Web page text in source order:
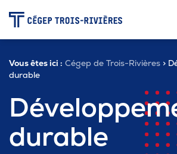
Programmes
Admission
Vous êtes ici : Cégep de Trois-Rivières >
durable
durable